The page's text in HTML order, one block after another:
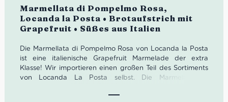
Marmellata di Pompelmo Rosa,
Locanda la Posta • Brotaufstrich mit
Grapefruit • Süßes aus Italien
Bewertet
Die Marmellata di Pompelmo Rosa von Locanda la Posta
ist eine italienische Grapefruit Marmelade der extra
Klasse! Wir importieren einen großen Teil des Sortiments
von Locanda La Posta selbst. Die Marmellata di
enthaltenen Aromen nicht durch den aufdringlichen